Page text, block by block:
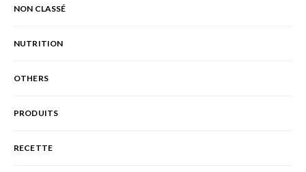
NON CLASSÉ
NUTRITION
OTHERS
PRODUITS
RECETTE